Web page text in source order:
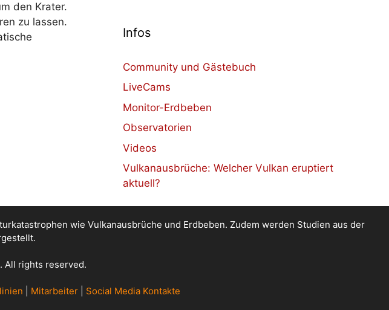
den Krater.
zu lassen.
Infos
Community und Gästebuch
LiveCams
Monitor-Erdbeben
Observatorien
Videos
Vulkanausbrüche: Welcher Vulkan eruptiert
aktuell?
wie Vulkanausbrüche und Erdbeben. Zudem werden Studien aus der
All rights reserved.
Mitarbeiter Social Media Kontakte